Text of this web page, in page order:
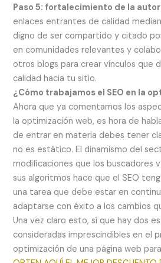
Paso 5: fortalecimiento de la
enlaces entrantes de calidad
digno de ser compartido y citado
en comunidades relevantes y
otros blogs para crear vínculos que
calidad hacia tu sitio.
¿Cómo trabajamos el SEO en la
Ahora que ya comentamos los
la optimización web, es hora de
de entrar en materia debes tener
no es estático. El dinamismo del
modificaciones que los buscadores
sus algoritmos hace que el SEO
una tarea que debe estar en
adaptarse con éxito a los cambios
Una vez claro esto, sí que hay dos
consideradas imprescindibles en el
optimización de una página web